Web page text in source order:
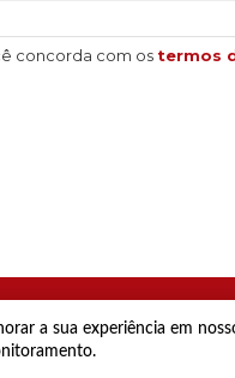
a sua experiência em
concorda com os termos